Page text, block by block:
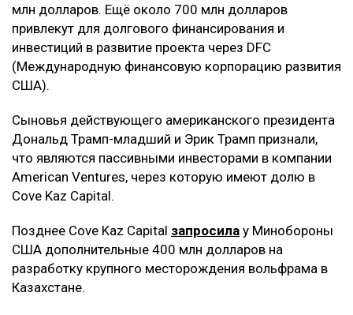
млн долларов. Ещё около 700 млн долларов
привлекут для долгового финансирования и
инвестиций в развитие проекта через DFC
(Международную финансовую корпорацию развития
США).
Сыновья действующего американского президента
Дональд Трамп-младший и Эрик Трамп признали,
что являются пассивными инвесторами в компании
American Ventures, через которую имеют долю в
Cove Kaz Capital.
Позднее Cove Kaz Capital запросила у Минобороны
США дополнительные 400 млн долларов на
разработку крупного месторождения вольфрама в
Казахстане.